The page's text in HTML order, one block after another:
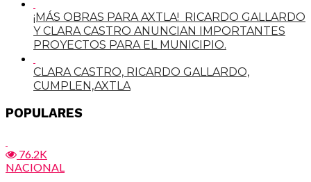
¡MÁS OBRAS PARA AXTLA! RICARDO GALLARDO
Y CLARA CASTRO ANUNCIAN IMPORTANTES
PROYECTOS PARA EL MUNICIPIO.
CLARA CASTRO, RICARDO GALLARDO,
CUMPLEN,AXTLA
POPULARES
76.2K
NACIONAL